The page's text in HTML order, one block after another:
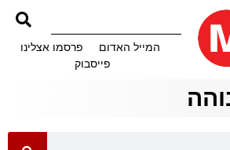
המייל האדום
פרסמו אצלינו
פייסבוק